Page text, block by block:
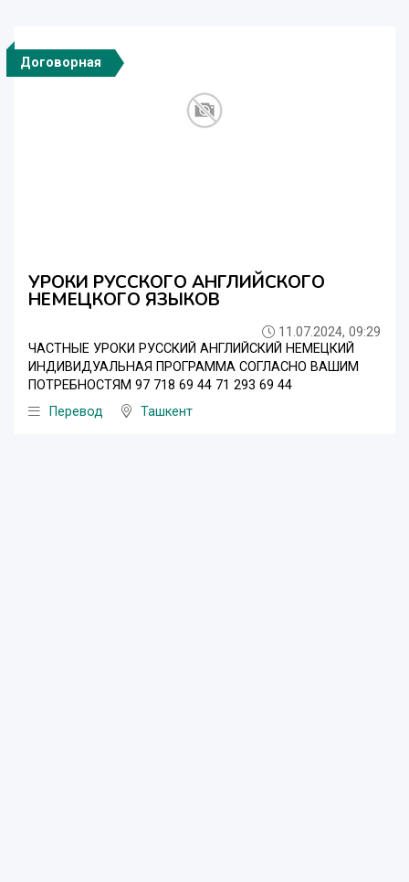
Договорная
УРОКИ РУССКОГО АНГЛИЙСКОГО
НЕМЕЦКОГО ЯЗЫКОВ
11.07.2024, 09:29
ЧАСТНЫЕ УРОКИ РУССКИЙ АНГЛИЙСКИЙ НЕМЕЦКИЙ
ИНДИВИДУАЛЬНАЯ ПРОГРАММА СОГЛАСНО ВАШИМ
ПОТРЕБНОСТЯМ 97 718 69 44 71 293 69 44
Перевод
Ташкент